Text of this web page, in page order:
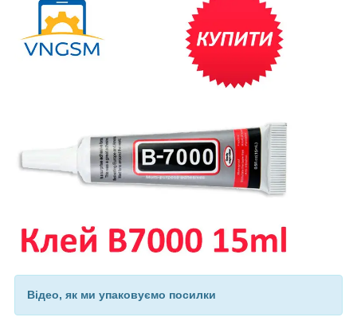
Відео, як ми упаковуємо посилки